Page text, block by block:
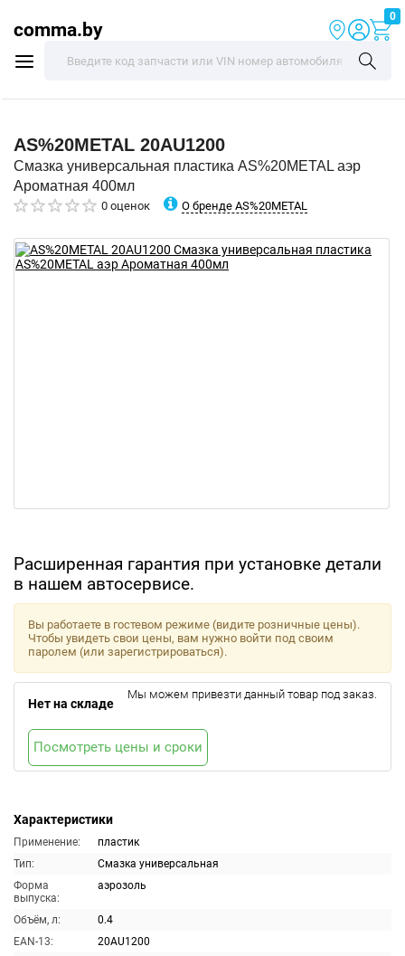
comma.by
0
AS%20METAL 20AU1200
Смазка универсальная пластика AS%20METAL аэр
Ароматная 400мл
0 оценок О бренде AS%20METAL
Расширенная гарантия при установке детали
в нашем автосервисе.
Характеристики
Применение:
пластик
Тип:
Смазка универсальная
Форма
выпуска:
аэрозоль
Объём, л:
0.4
EAN-13:
20AU1200
Вы работаете в гостевом режиме (видите розничные цены).
Чтобы увидеть свои цены, вам нужно войти под своим
паролем (или зарегистрироваться).
Нет на складе
Мы можем привезти данный товар под заказ.
Посмотреть цены и сроки